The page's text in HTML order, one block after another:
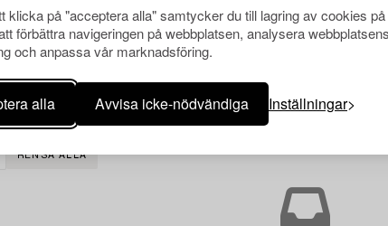
klicka på "acceptera alla" samtycker du till lagring av cookies
förbättra navigeringen på webbplatsen, analysera
och anpassa vår marknadsföring.
alla Avvisa icke-nödvändiga Inställningar
RENSA ALLA